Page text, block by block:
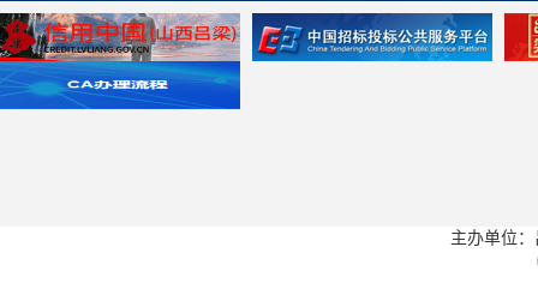
主办单位